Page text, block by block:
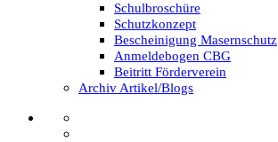
Schulbroschüre
Schutzkonzept
Bescheinigung Masernschutz
Anmeldebogen CBG
Beitritt Förderverein
Archiv Artikel/Blogs